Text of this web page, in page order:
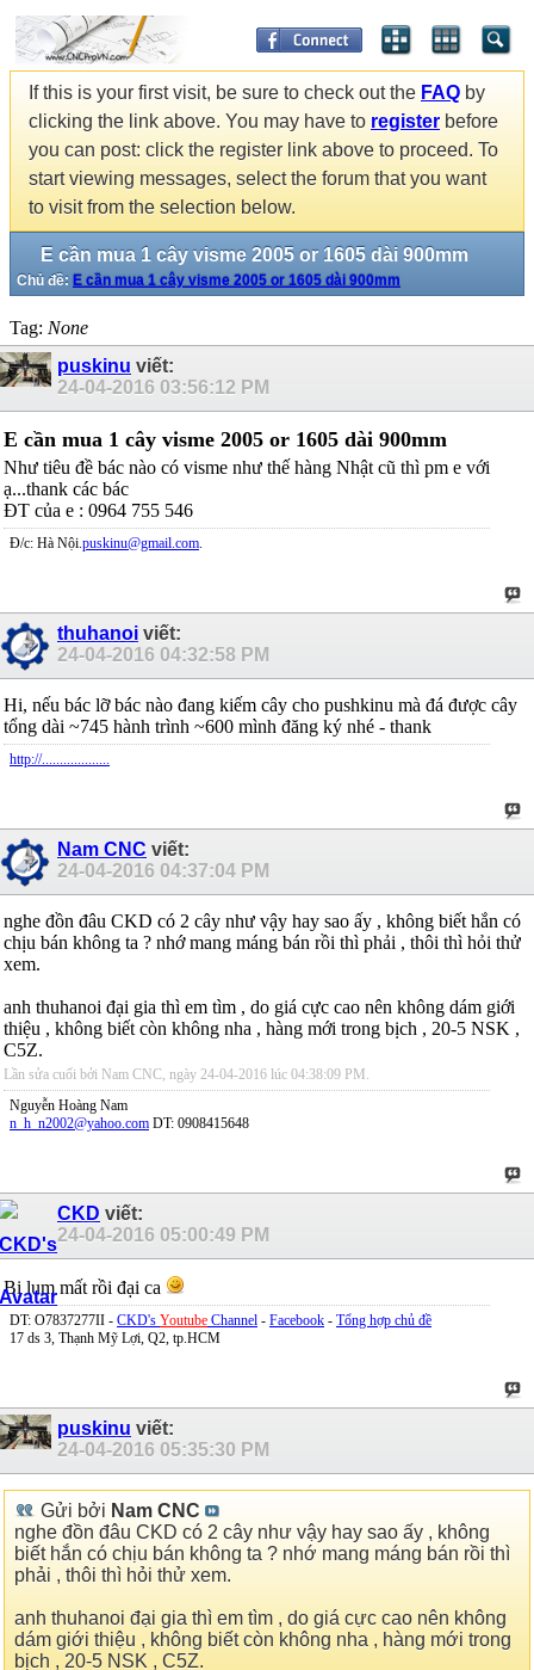
If this is your first visit, be sure to check out the FAQ by
clicking the link above. You may have to register before
you can post: click the register link above to proceed. To
start viewing messages, select the forum that you want
to visit from the selection below.
E cần mua 1 cây visme 2005 or 1605 dài 900mm
Chủ đề: E cần mua 1 cây visme 2005 or 1605 dài 900mm
Tag: None
puskinu viết:
24-04-2016 03:56:12 PM
E cần mua 1 cây visme 2005 or 1605 dài 900mm
Như tiêu đề bác nào có visme như thế hàng Nhật cũ thì pm e với
ạ...thank các bác
ĐT của e : 0964 755 546
Đ/c: Hà Nội.puskinu@gmail.com.
thuhanoi viết:
24-04-2016 04:32:58 PM
Hi, nếu bác lỡ bác nào đang kiếm cây cho pushkinu mà đá được cây
tổng dài ~745 hành trình ~600 mình đăng ký nhé - thank
http://...................
Nam CNC viết:
24-04-2016 04:37:04 PM
nghe đồn đâu CKD có 2 cây như vậy hay sao ấy , không biết hắn có
chịu bán không ta ? nhớ mang máng bán rồi thì phải , thôi thì hỏi thử
xem.
anh thuhanoi đại gia thì em tìm , do giá cực cao nên không dám giới
thiệu , không biết còn không nha , hàng mới trong bịch , 20-5 NSK ,
C5Z.
Lần sửa cuối bởi Nam CNC, ngày 24-04-2016 lúc 04:38:09 PM
Nguyễn Hoàng Nam
n_h_n2002@yahoo.com DT: 0908415648
CKD viết:
24-04-2016 05:00:49 PM
Bị lụm mất rồi đại ca
DT: O7837277II - CKD's Youtube Channel - Facebook - Tổng hợp chủ đề
17 ds 3, Thạnh Mỹ Lợi, Q2, tp.HCM
puskinu viết:
24-04-2016 05:35:30 PM
Gửi bởi Nam CNC
nghe đồn đâu CKD có 2 cây như vậy hay sao ấy , không
biết hắn có chịu bán không ta ? nhớ mang máng bán rồi thì
phải , thôi thì hỏi thử xem.
anh thuhanoi đại gia thì em tìm , do giá cực cao nên không
dám giới thiệu , không biết còn không nha , hàng mới trong
bịch , 20-5 NSK , C5Z.